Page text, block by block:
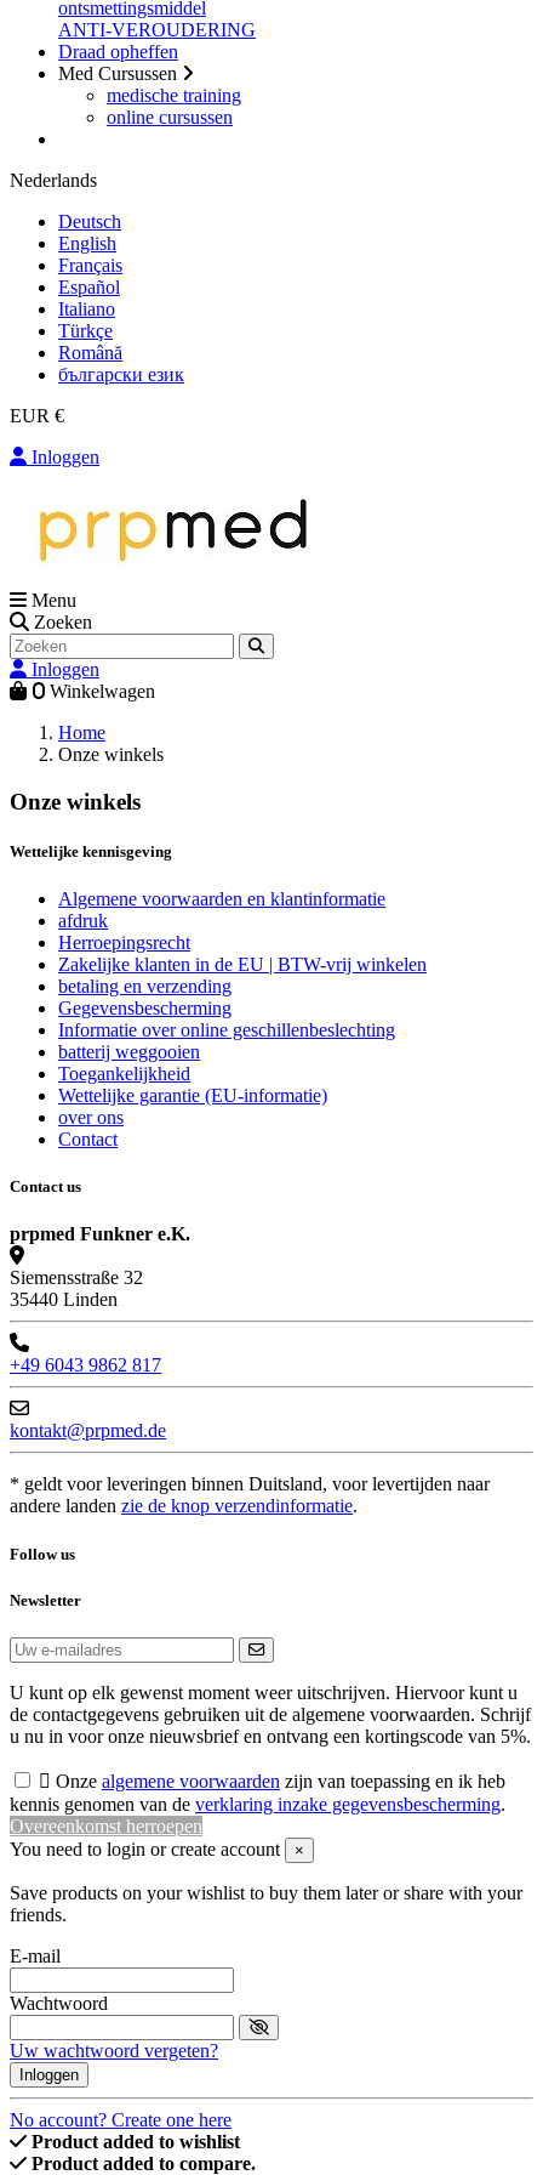
ontsmettingsmiddel
ANTI-VEROUDERING
Draad opheffen
Med Cursussen
medische training
online cursussen
Nederlands
Deutsch
English
Français
Español
Italiano
Türkçe
Română
български език
EUR €
Inloggen
Menu
Zoeken
Inloggen
0 Winkelwagen
Home
Onze winkels
Onze winkels
Wettelijke kennisgeving
Algemene voorwaarden en klantinformatie
afdruk
Herroepingsrecht
Zakelijke klanten in de EU | BTW-vrij winkelen
betaling en verzending
Gegevensbescherming
Informatie over online geschillenbeslechting
batterij weggooien
Toegankelijkheid
Wettelijke garantie (EU-informatie)
over ons
Contact
Contact us
prpmed Funkner e.K.
Siemensstraße 32
35440 Linden
+49 6043 9862 817
kontakt@prpmed.de
* geldt voor leveringen binnen Duitsland, voor levertijden naar
andere landen zie de knop verzendinformatie.
Follow us
Newsletter
U kunt op elk gewenst moment weer uitschrijven. Hiervoor kunt u
de contactgegevens gebruiken uit de algemene voorwaarden. Schrijf
u nu in voor onze nieuwsbrief en ontvang een kortingscode van 5%.
 Onze algemene voorwaarden zijn van toepassing en ik heb
kennis genomen van de verklaring inzake gegevensbescherming.
Overeenkomst herroepen
You need to login or create account
×
Save products on your wishlist to buy them later or share with your
friends.
E-mail
Wachtwoord
Uw wachtwoord vergeten?
Inloggen
No account? Create one here
Product added to wishlist
Product added to compare.